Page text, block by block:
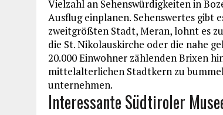
Vielzahl an Sehenswürdigkeiten in
Ausflug einplanen. Sehenswertes gibt
zweitgrößten Stadt, Meran, lohnt es
die St. Nikolauskirche oder die nahe
20.000 Einwohner zählenden Brixen
mittelalterlichen Stadtkern zu
unternehmen.
Interessante Südtiroler